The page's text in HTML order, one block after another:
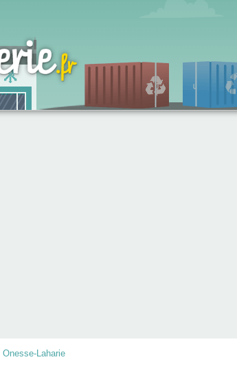
Onesse-Laharie